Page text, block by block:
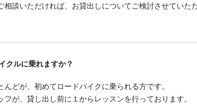
相談いただければ、お貸出しについてご検討させていただ
クルに乗れますか？
どが、初めてロードバイクに乗られる方です。
が、貸し出し前に１からレッスンを行っております。